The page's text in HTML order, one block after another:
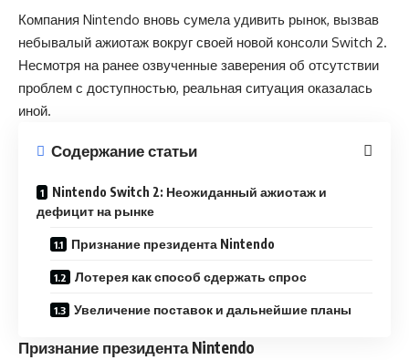
Компания Nintendo вновь сумела удивить рынок, вызвав
небывалый ажиотаж вокруг своей новой консоли Switch 2.
Несмотря на ранее озвученные заверения об отсутствии
проблем с доступностью, реальная ситуация оказалась
иной.
Содержание статьи
Nintendo Switch 2: Неожиданный ажиотаж и
дефицит на рынке
Признание президента Nintendo
Лотерея как способ сдержать спрос
Увеличение поставок и дальнейшие планы
Признание президента Nintendo